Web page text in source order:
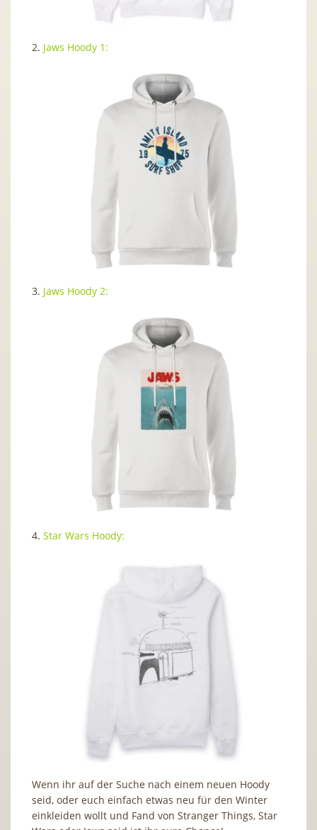
2. Jaws Hoody 1:
3. Jaws Hoody 2:
4. Star Wars Hoody:
Wenn ihr auf der Suche nach einem neuen Hoody
seid, oder euch einfach etwas neu für den Winter
einkleiden wollt und Fand von Stranger Things, Star